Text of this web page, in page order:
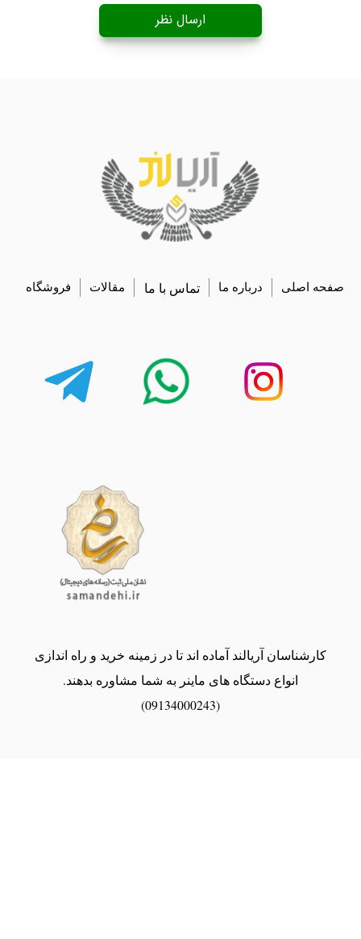
ارسال نظر
صفحه اصلی درباره ما تماس با ما مقالات فروشگاه
کارشناسان آریالند آماده اند تا در زمینه خرید و راه اندازی
انواع دستگاه های ماینر به شما مشاوره بدهند.
(09134000243)